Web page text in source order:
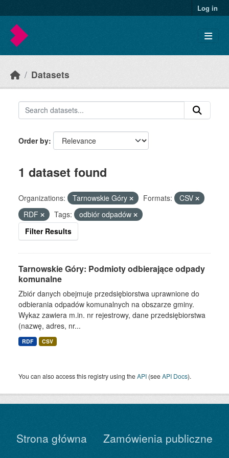
Log in
Datasets
Order by
1 dataset found
Organizations: Tarnowskie Góry Formats:
CSV
RDF
Tags:
odbiór odpadów
Filter Results
Tarnowskie Góry: Podmioty odbierające odpady
komunalne
Zbiór danych obejmuje przedsiębiorstwa uprawnione do
odbierania odpadów komunalnych na obszarze gminy.
Wykaz zawiera m.in. nr rejestrowy, dane przedsiębiorstwa
(nazwę, adres, nr...
RDF CSV
You can also access this registry using theAPI (seeAPI Docs).
Strona główna
Zamówienia publiczne